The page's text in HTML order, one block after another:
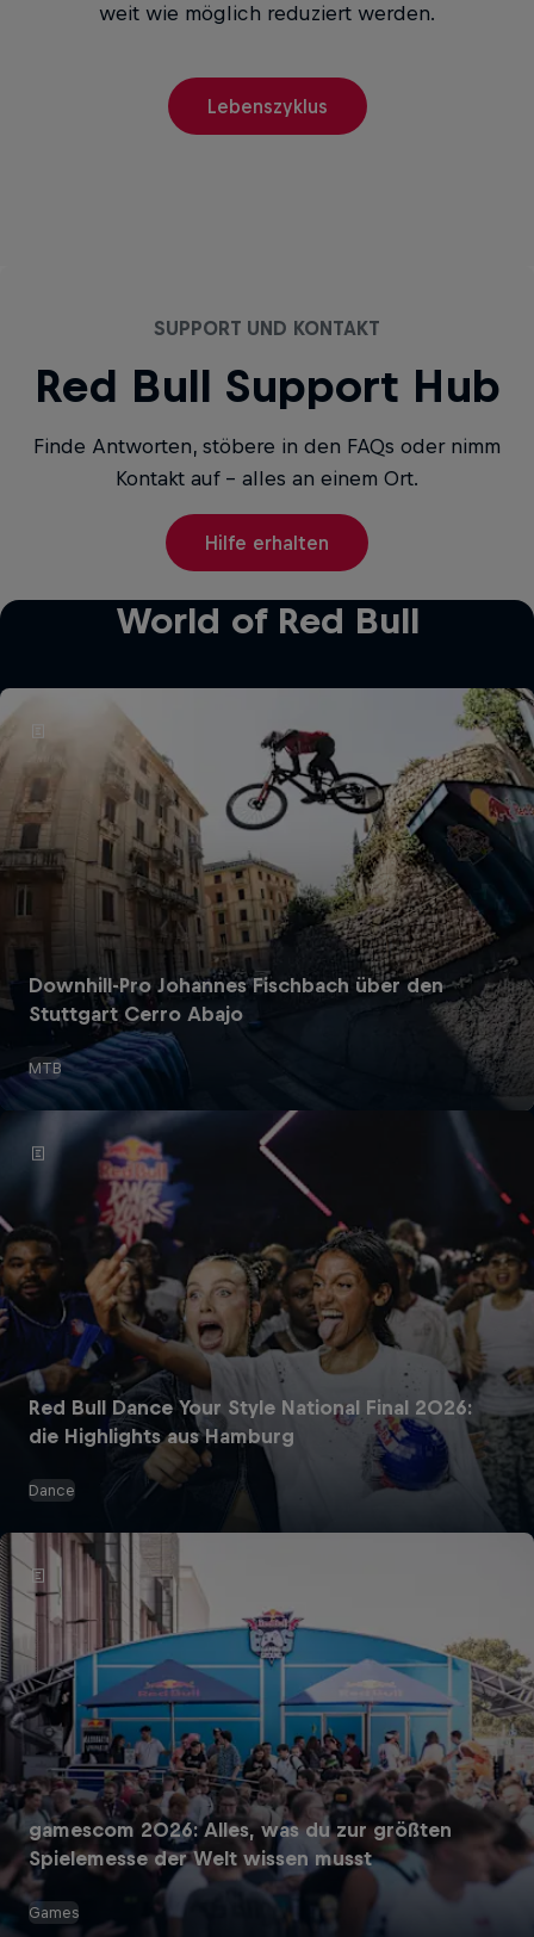
weit wie möglich reduziert werden.
Lebenszyklus
SUPPORT UND KONTAKT
Red Bull Support Hub
Finde Antworten, stöbere in den FAQs oder nimm
Kontakt auf – alles an einem Ort.
Hilfe erhalten
World of Red Bull
Downhill-Pro Johannes Fischbach über den
Stuttgart Cerro Abajo
MTB
Red Bull Dance Your Style National Final 2026:
die Highlights aus Hamburg
Dance
gamescom 2026: Alles, was du zur größten
Spielemesse der Welt wissen musst
Games